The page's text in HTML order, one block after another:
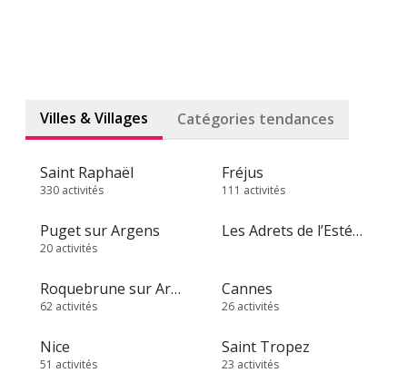
Villes & Villages Catégories tendances
Saint Raphaël
330 activités
Fréjus
111 activités
Puget sur Argens
20 activités
Les Adrets de l’Estérel
Roquebrune sur Argens
62 activités
Cannes
26 activités
Nice
51 activités
Saint Tropez
23 activités